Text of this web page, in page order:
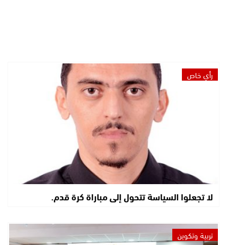
رأي خاص
لا تجعلوا السياسة تتحول إلى مباراة كرة قدم.
تربية وتكوين